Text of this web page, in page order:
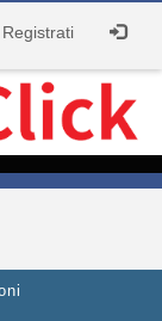
Registrati